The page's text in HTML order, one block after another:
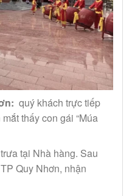
quý khách trực tiếp
thấy con gái “Múa
tại Nhà hàng. Sau
Quy Nhơn, nhận